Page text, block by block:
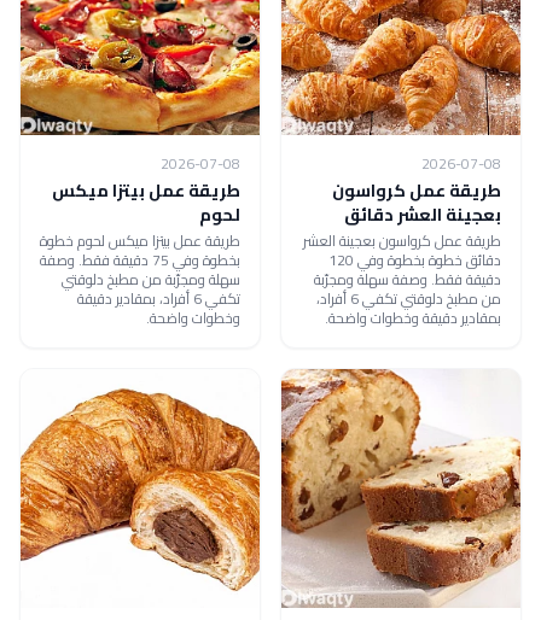
2026-07-08
طريقة عمل كرواسون
بعجينة العشر دقائق
طريقة عمل كرواسون بعجينة العشر
دقائق خطوة بخطوة وفي 120
دقيقة فقط. وصفة سهلة ومجرّبة
من مطبخ دلوقتي تكفي 6 أفراد،
بمقادير دقيقة وخطوات واضحة.
2026-07-08
طريقة عمل بيتزا ميكس
لحوم
طريقة عمل بيتزا ميكس لحوم خطوة
بخطوة وفي 75 دقيقة فقط. وصفة
سهلة ومجرّبة من مطبخ دلوقتي
تكفي 6 أفراد، بمقادير دقيقة
وخطوات واضحة.